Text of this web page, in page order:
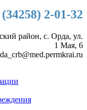
2-01-32
район, с. Орда, ул.
1 Мая, 6